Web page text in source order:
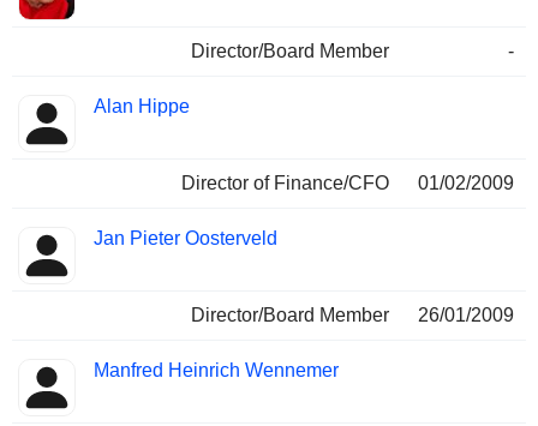
Director/Board Member -
Alan Hippe
Director of Finance/CFO 01/02/2009
Jan Pieter Oosterveld
Director/Board Member 26/01/2009
Manfred Heinrich Wennemer